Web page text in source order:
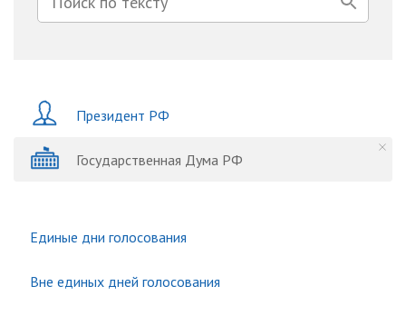
Президент РФ
Государственная Дума РФ
Единые дни голосования
Вне единых дней голосования